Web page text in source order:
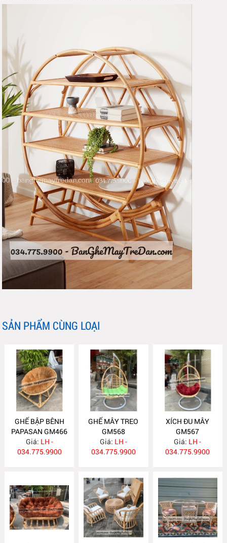
SẢN PHẨM CÙNG LOẠI
GHẾ BẬP BÊNH
PAPASAN GM466
Giá: LH -
034.775.9900
GHẾ MÂY TREO
GM568
Giá: LH -
034.775.9900
XÍCH ĐU MÂY
GM567
Giá: LH -
034.775.9900